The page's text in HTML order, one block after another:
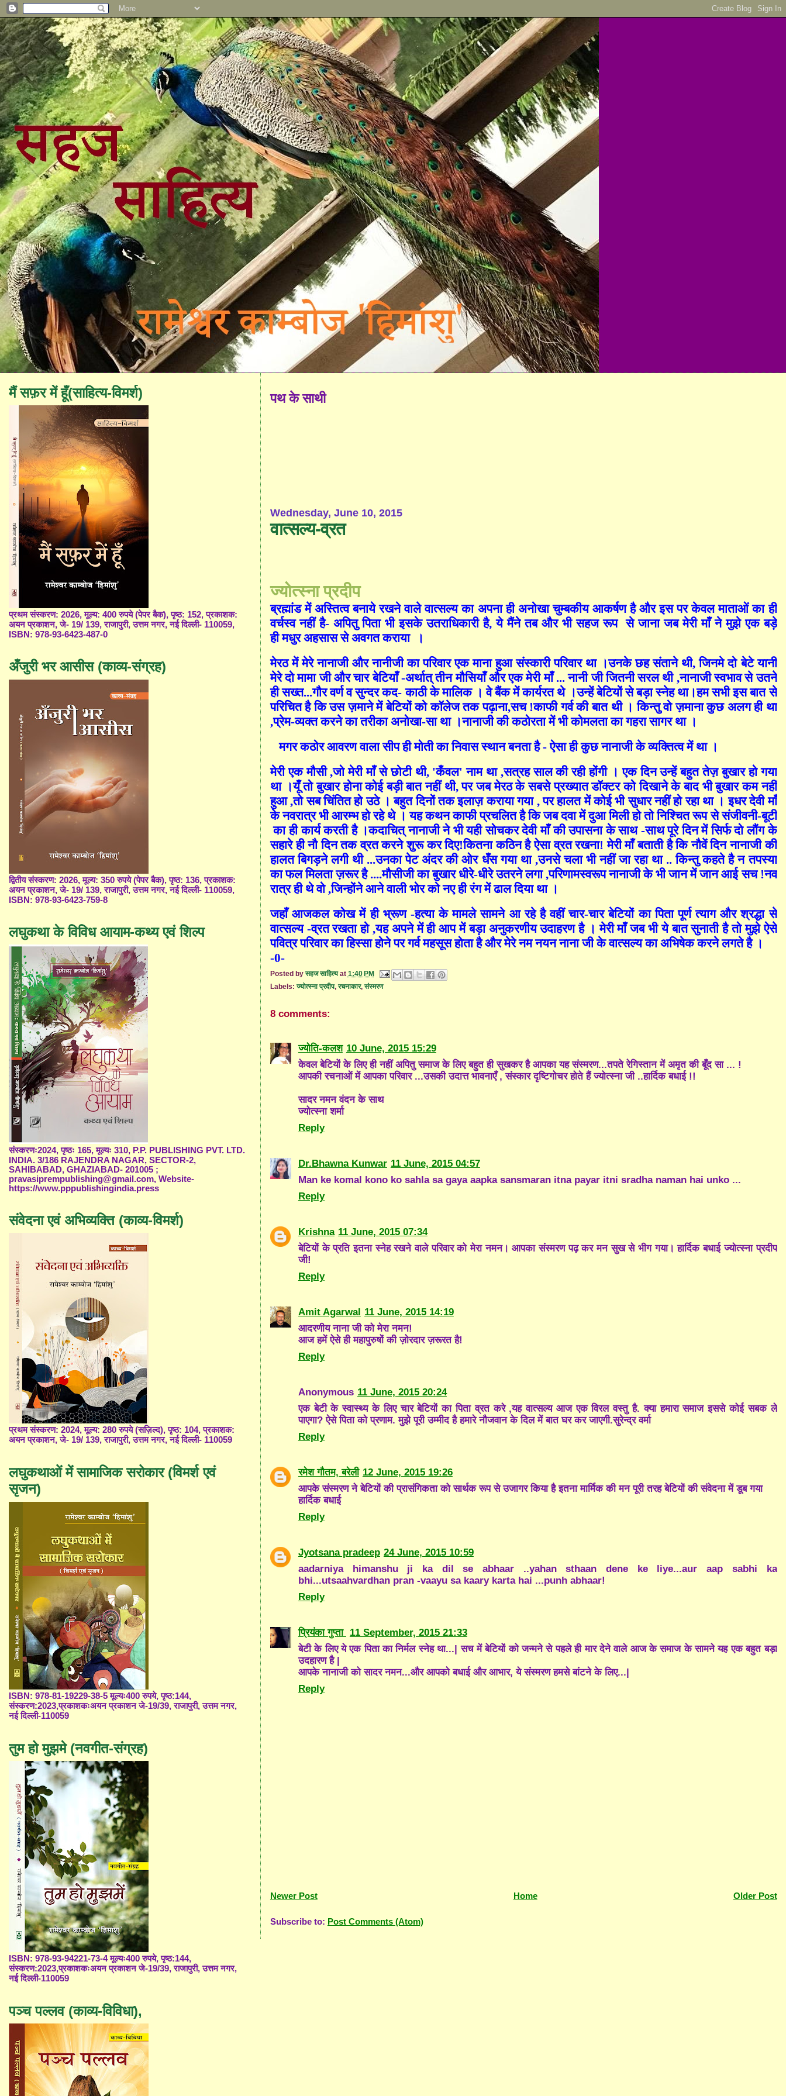
पथ के साथी
Wednesday, June 10, 2015
वात्सल्य-व्रत
ज्योत्स्ना प्रदीप
ब्रह्मांड में अस्तित्व बनाये रखने वाले वात्सल्य का अपना ही अनोखा चुम्बकीय आकर्षण है और इस पर केवल माताओं का ही
वर्चस्व नहीं है- अपितु पिता भी इसके उतराधिकारी है,ये मैंने तब और भी सहज रूप से जाना जब मेरी माँ ने मुझे एक बड़े
ही मधुर अहसास से अवगत कराया
।
मेरठ में मेरे नानाजी और नानीजी का परिवार एक माना हुआ संस्कारी परिवार था ।उनके छह संताने थी,जिनमे दो बेटे यानी
मेरे दो मामा जी और चार बेटियाँ -अर्थात् तीन मौसियाँ और एक मेरी माँ ... नानी जी जितनी सरल थी ,नानाजी स्वभाव से उतने
ही सख्त...गौर वर्ण व सुन्दर कद- काठी के मालिक । वे बैंक में कार्यरत थे ।उन्हें बेटियों से बड़ा स्नेह था।हम सभी इस बात से
परिचित है कि उस ज़माने में बेटियों को कॉलेज तक पढ़ाना,सच !काफी गर्व की बात थी । किन्तु वो ज़माना कुछ अलग ही था
,प्रेम-व्यक्त करने का तरीका अनोखा-सा था ।नानाजी की कठोरता में भी कोमलता का गहरा सागर था ।
मगर कठोर आवरण वाला सीप ही मोती का निवास स्थान बनता है - ऐसा ही कुछ नानाजी के व्यक्तित्व में था ।
मेरी एक मौसी,जो मेरी माँ से छोटी थी, 'कँवल'नाम था ,सत्रह साल की रही होंगी । एक दिन उन्हें बहुत तेज़ बुखार हो गया
था ।यूँ तो बुखार होना कोई बड़ी बात नहीं थी,पर जब मेरठ के सबसे प्रख्यात डॉक्टर को दिखाने के बाद भी बुखार कम नहीं
हुआ,तो सब चिंतित हो उठे । बहुत दिनों तक इलाज़ कराया गया ,पर हालत में कोई भी सुधार नहीं हो रहा था । इधर देवी माँ
के नवरात्र भी आरम्भ हो रहे थे । यह कथन काफी प्रचलित है कि जब दवा में दुआ मिली हो तो निश्चित रूप से संजीवनी-बूटी
का ही कार्य करती है ।कदाचित् नानाजी ने भी यही सोचकर देवी माँ की उपासना के साथ -साथ पूरे दिन में सिर्फ दो लौंग के
सहारे ही नौ दिन तक व्रत करने शुरू कर दिए!कितना कठिन है ऐसा व्रत रखना! मेरी माँ बताती है कि नौवें दिन नानाजी की
हालत बिगड़ने लगी थी ...उनका पेट अंदर की ओर धँस गया था ,उनसे चला भी नहीं जा रहा था .. किन्तु कहते है न तपस्या
का फल मिलता ज़रूर है ....मौसीजी का बुखार धीरे-धीरे उतरने लगा ,परिणामस्वरूप नानाजी के भी जान में जान आई सच !नव
रात्र ही थे वो,जिन्होंने आने वाली भोर को नए ही रंग में ढाल दिया था ।
जहाँ आजकल कोख में ही भ्रूण -हत्या के मामले सामने आ रहे है वहीं चार-चार बेटियों का पिता पूर्ण त्याग और श्रद्धा से
वात्सल्य -व्रत रखता हो,यह अपने में ही आप में बड़ा अनुकरणीय उदाहरण है । मेरी माँ जब भी ये बात सुनाती है तो मुझे ऐसे
पवित्र परिवार का हिस्सा होने पर गर्व महसूस होता है और मेरे नम नयन नाना जी के वात्सल्य का अभिषेक करने लगते है ।
-0-
Posted byसहज साहित्य at 1:40 PM
Labels:ज्योत्स्ना प्रदीप,रचनाकार,संस्मरण
8 comments:
ज्योति-कलश 10 June, 2015 15:29
केवल बेटियों के लिए ही नहीं अपितु समाज के लिए बहुत ही सुखकर है आपका यह संस्मरण...तपते रेगिस्तान में अमृत की बूँद सा ... !
आपकी रचनाओं में आपका परिवार ...उसकी उदात्त भावनाएँ , संस्कार दृष्टिगोचर होते हैं ज्योत्स्ना जी ..हार्दिक बधाई !!
सादर नमन वंदन के साथ
ज्योत्स्ना शर्मा
Reply
Dr.Bhawna Kunwar 11 June, 2015 04:57
Man ke komal kono ko sahla sa gaya aapka sansmaran itna payar itni sradha naman hai unko ...
Reply
Krishna 11 June, 2015 07:34
बेटियों के प्रति इतना स्नेह रखने वाले परिवार को मेरा नमन। आपका संस्मरण पढ़ कर मन सुख से भीग गया। हार्दिक बधाई ज्योत्स्ना प्रदीप
जी!
Reply
Amit Agarwal 11 June, 2015 14:19
आदरणीय नाना जी को मेरा नमन!
आज हमें ऐसे ही महापुरुषों की ज़ोरदार ज़रूरत है!
Reply
Anonymous 11 June, 2015 20:24
एक बेटी के स्वास्थ्य के लिए चार बेटियों का पिता व्रत करे ,यह वात्सल्य आज एक विरल वस्तु है. क्या हमारा समाज इससे कोई सबक ले
पाएगा? ऐसे पिता को प्रणाम. मुझे पूरी उम्मीद है हमारे नौजवान के दिल में बात घर कर जाएगी.सुरेन्द्र वर्मा
Reply
रमेश गौतम, बरेली 12 June, 2015 19:26
आपके संस्मरण ने बेटियों की प्रासंगिकता को सार्थक रूप से उजागर किया है इतना मार्मिक की मन पूरी तरह बेटियों की संवेदना में डूब गया
हार्दिक बधाई
Reply
Jyotsana pradeep 24 June, 2015 10:59
aadarniya himanshu ji ka dil se abhaar ..yahan sthaan dene ke liye...aur aap sabhi ka
bhi...utsaahvardhan pran -vaayu sa kaary karta hai ...punh abhaar!
Reply
प्रियंका गुप्ता 11 September, 2015 21:33
बेटी के लिए ये एक पिता का निर्मल स्नेह था...| सच में बेटियों को जन्मने से पहले ही मार देने वाले आज के समाज के सामने यह एक बहुत बड़ा
उदहारण है |
आपके नानाजी को सादर नमन...और आपको बधाई और आभार, ये संस्मरण हमसे बांटने के लिए...|
Reply
Newer Post Older Post
Home
Subscribe to: Post Comments (Atom)
मैं सफ़र में हूँ(साहित्य-विमर्श)
प्रथम संस्करण: 2026, मूल्य: 400 रुपये (पेपर बैक), पृष्ठ: 152, प्रकाशक:
अयन प्रकाशन, जे- 19/ 139, राजापुरी, उत्तम नगर, नई दिल्ली- 110059,
ISBN: 978-93-6423-487-0
अँजुरी भर आसीस (काव्य-संग्रह)
द्वितीय संस्करण: 2026, मूल्य: 350 रुपये (पेपर बैक), पृष्ठ: 136, प्रकाशक:
अयन प्रकाशन, जे- 19/ 139, राजापुरी, उत्तम नगर, नई दिल्ली- 110059,
ISBN: 978-93-6423-759-8
लघुकथा के विविध आयाम-कथ्य एवं शिल्प
संस्करणः2024, पृष्ठः 165, मूल्यः 310, P.P. PUBLISHING PVT. LTD.
INDIA. 3/186 RAJENDRA NAGAR, SECTOR-2,
SAHIBABAD, GHAZIABAD- 201005 ;
pravasiprempublishing@gmail.com, Website-
https://www.pppublishingindia.press
संवेदना एवं अभिव्यक्ति (काव्य-विमर्श)
प्रथम संस्करण: 2024, मूल्य: 280 रुपये (सज़िल्द), पृष्ठ: 104, प्रकाशक:
अयन प्रकाशन, जे- 19/ 139, राजापुरी, उत्तम नगर, नई दिल्ली- 110059
लघुकथाओं में सामाजिक सरोकार (विमर्श एवं
सृजन)
ISBN: 978-81-19229-38-5 मूल्यः400 रुपये, पृष्ठ:144,
संस्करण:2023,प्रकाशकःअयन प्रकाशन जे-19/39, राजापुरी, उत्तम नगर,
नई दिल्ली-110059
तुम हो मुझमे (नवगीत-संग्रह)
ISBN: 978-93-94221-73-4 मूल्यः400 रुपये, पृष्ठ:144,
संस्करण:2023,प्रकाशकःअयन प्रकाशन जे-19/39, राजापुरी, उत्तम नगर,
नई दिल्ली-110059
पञ्च पल्लव (काव्य-विविधा),